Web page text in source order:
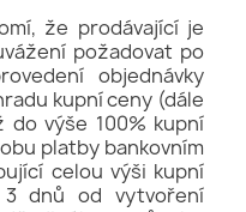
že prodávající je
požadovat po
objednávky
kupní ceny (dále
do výše 100% kupní
platby bankovním
celou výši kupní
dnů od vytvoření